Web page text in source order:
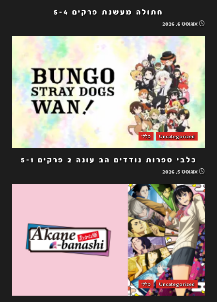
חתולה מעשנת פרקים 5-4
אוגוסט 6, 2026
Uncategorized כללי
כלבי ספרות נודדים הב עונה 2 פרקים 5-1
אוגוסט 5, 2026
Uncategorized כללי